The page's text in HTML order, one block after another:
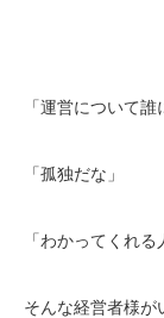
「運営について誰
「孤独だな」
「わかってくれる
そんな経営者様が